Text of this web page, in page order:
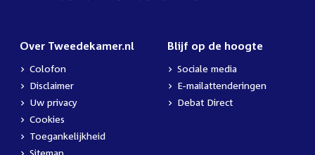
Over Tweedekamer.nl
Colofon
Disclaimer
Uw privacy
Cookies
Toegankelijkheid
Blijf op de hoogte
Sociale media
E-mailattenderingen
Debat Direct